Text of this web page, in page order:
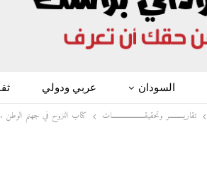
السودان عربي ودولي
تقاريــــــــــر وتحقيقـــــــــــــــــــــــات كتاب النزوح في جهنم الوطن